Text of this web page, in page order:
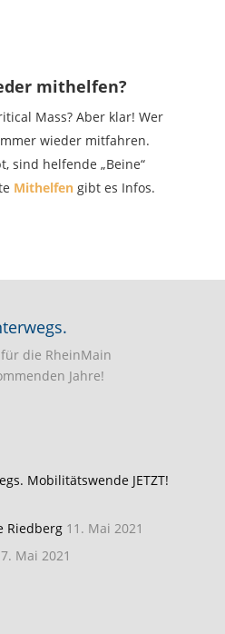
mithelfen?
Mass? Aber klar! Wer
wieder mitfahren.
sind helfende „Beine“
Mithelfengibt es Infos.
die RheinMain
Jahre!
Mobilitätswende JETZT!
Riedberg 11. Mai 2021
7. Mai 2021